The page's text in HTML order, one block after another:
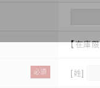
【在庫
必須 [姓]